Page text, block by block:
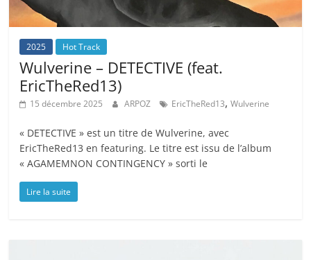
2025 Hot Track
Wulverine – DETECTIVE (feat.
EricTheRed13)
15 décembre 2025 ARPOZ EricTheRed13,Wulverine
« DETECTIVE » est un titre de Wulverine, avec
EricTheRed13 en featuring. Le titre est issu de l’album
« AGAMEMNON CONTINGENCY » sorti le
Lire la suite